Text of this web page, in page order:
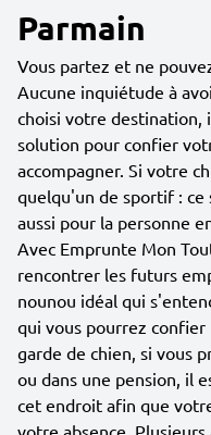
Parmain
Vous partez et ne
Aucune inquiétude à
choisi votre destination,
solution pour confier
accompagner. Si votre
quelqu'un de sportif :
aussi pour la personne
Avec Emprunte Mon
rencontrer les futurs
nounou idéal qui
qui vous pourrez
garde de chien, si vous
ou dans une pension, il
cet endroit afin que
votre absence.